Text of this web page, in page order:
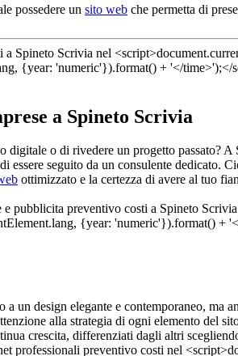
possedere un sito web che permetta di
a Spineto Scrivia
o di rivedere un progetto passato?
essere seguito da un consulente
ottimizzato e la certezza di avere al tuo
a un design elegante e contemporaneo,
alla strategia di ogni elemento del
crescita, differenziati dagli altri